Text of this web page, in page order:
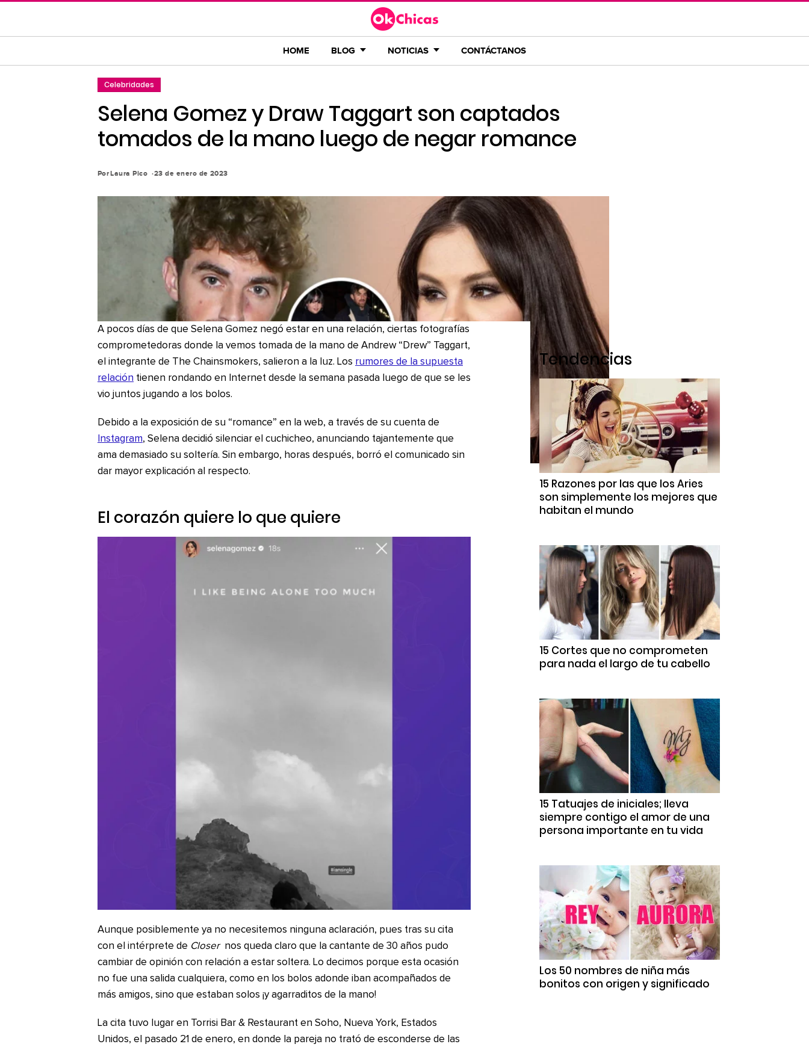
contenido
HOME BLOG NOTICIAS CONTÁCTANOS
Celebridades
Selena Gomez y Draw Taggart son captados
tomados de la mano luego de negar romance
PorLaura Pico 23 de enero de 2023
A pocos días de que Selena Gomez negó estar en una relación, ciertas fotografías
comprometedoras donde la vemos tomada de la mano de Andrew “Drew” Taggart,
el integrante de The Chainsmokers, salieron a la luz. Los rumores de la supuesta
relación tienen rondando en Internet desde la semana pasada luego de que se les
vio juntos jugando a los bolos.
Debido a la exposición de su “romance” en la web, a través de su cuenta de
Instagram, Selena decidió silenciar el cuchicheo, anunciando tajantemente que
ama demasiado su soltería. Sin embargo, horas después, borró el comunicado sin
dar mayor explicación al respecto.
El corazón quiere lo que quiere
Aunque posiblemente ya no necesitemos ninguna aclaración, pues tras su cita
con el intérprete de Closer nos queda claro que la cantante de 30 años pudo
cambiar de opinión con relación a estar soltera. Lo decimos porque esta ocasión
no fue una salida cualquiera, como en los bolos adonde iban acompañados de
más amigos, sino que estaban solos ¡y agarraditos de la mano!
La cita tuvo lugar en Torrisi Bar & Restaurant en Soho, Nueva York, Estados
Unidos, el pasado 21 de enero, en donde la pareja no trató de esconderse de las
Tendencias
15 Razones por las que los Aries
son simplemente los mejores que
habitan el mundo
15 Cortes que no comprometen
para nada el largo de tu cabello
15 Tatuajes de iniciales; lleva
siempre contigo el amor de una
persona importante en tu vida
Los 50 nombres de niña más
bonitos con origen y significado